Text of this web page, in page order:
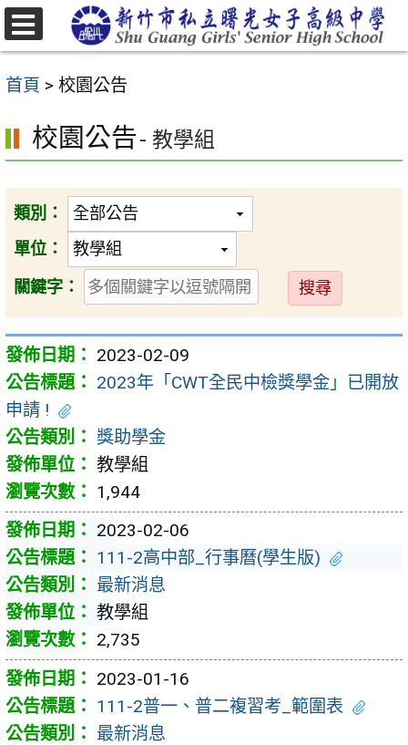
跳
至
要
容
首頁 > 校園公告
校園公告- 教學組
類別：
單位：
關鍵字：
送
出
2023-02-09
2023年「CWT全民中檢獎學金」已開放
申請 !
獎助學金
教學組
1,944
2023-02-06
111-2高中部_行事曆(學生版)
最新消息
教學組
2,735
2023-01-16
111-2普一、普二複習考_範圍表
最新消息
選
單